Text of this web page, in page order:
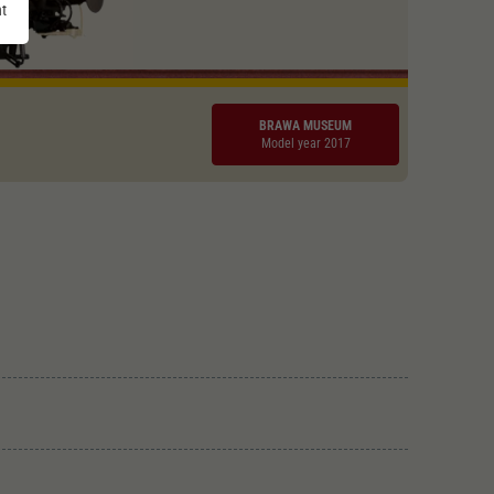
BRAWA MUSEUM
Model year 2017